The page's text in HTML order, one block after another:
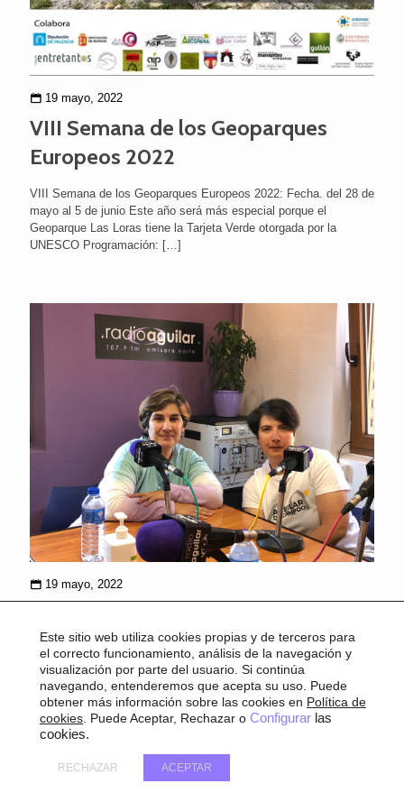
19 mayo, 2022
VIII Semana de los Geoparques
Europeos 2022
VIII Semana de los Geoparques Europeos 2022: Fecha. del 28 de
mayo al 5 de junio Este año será más especial porque el
Geoparque Las Loras tiene la Tarjeta Verde otorgada por la
UNESCO Programación: […]
19 mayo, 2022
educación sexual impartidos en los
centro educativos de Aguilar de
Campoo
Hoy concluyen los talleres de educación sexual que el
Ayuntamiento de Aguilar de Campoo, a través de las concejalías
de Educación e Igualdad han organizado en los centros escolares
Este sitio web utiliza cookies propias y de terceros para
el correcto funcionamiento, análisis de la navegación y
visualización por parte del usuario. Si continúa
navegando, entenderemos que acepta su uso. Puede
obtener más información sobre las cookies en Política de
cookies . Puede Aceptar, Rechazar o Configurar las
cookies.
ACEPTAR
RECHAZAR